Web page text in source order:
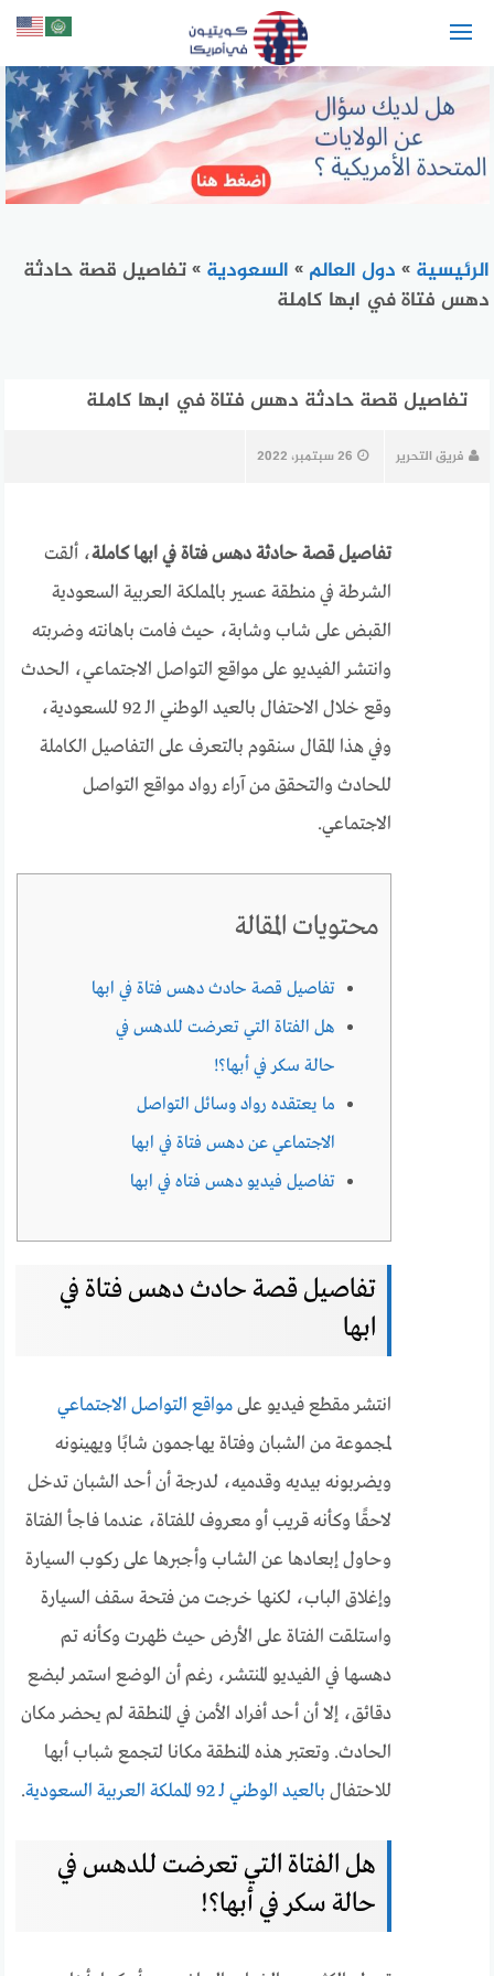
الرئيسية » دول العالم » السعودية »تفاصيل قصة حادثة
دهس فتاة في ابها كاملة
تفاصيل قصة حادثة دهس فتاة في ابها كاملة
فريق التحرير 26 سبتمبر، 2022
تفاصيل قصة حادثة دهس فتاة في ابها كاملة، ألقت
الشرطة في منطقة عسير بالمملكة العربية السعودية
القبض على شاب وشابة، حيث فامت باهانته وضربته
وانتشر الفيديو على مواقع التواصل الاجتماعي، الحدث
وقع خلال الاحتفال بالعيد الوطني الـ 92 للسعودية،
وفي هذا المقال سنقوم بالتعرف على التفاصيل الكاملة
للحادث والتحقق من آراء رواد مواقع التواصل
الاجتماعي.
محتويات المقالة
تفاصيل قصة حادث دهس فتاة في ابها
هل الفتاة التي تعرضت للدهس في
حالة سكر في أبها؟!
ما يعتقده رواد وسائل التواصل
الاجتماعي عن دهس فتاة في ابها
تفاصيل فيديو دهس فتاه في ابها
تفاصيل قصة حادث دهس فتاة في
ابها
انتشر مقطع فيديو علىمواقع التواصل الاجتماعي
لمجموعة من الشبان وفتاة يهاجمون شابًا ويهينونه
ويضربونه بيديه وقدميه، لدرجة أن أحد الشبان تدخل
لاحقًا وكأنه قريب أو معروف للفتاة، عندما فاجأ الفتاة
وحاول إبعادها عن الشاب وأجبرها على ركوب السيارة
وإغلاق الباب، لكنها خرجت من فتحة سقف السيارة
واستلقت الفتاة على الأرض حيث ظهرت وكأنه تم
دهسها في الفيديو المنتشر، رغم أن الوضع استمر لبضع
دقائق، إلا أن أحد أفراد الأمن في المنطقة لم يحضر مكان
الحادث. وتعتبر هذه المنطقة مكانا لتجمع شباب أبها
للاحتفال بالعيد الوطني لـ 92 المملكة العربية السعودية .
هل الفتاة التي تعرضت للدهس في
حالة سكر في أبها؟!